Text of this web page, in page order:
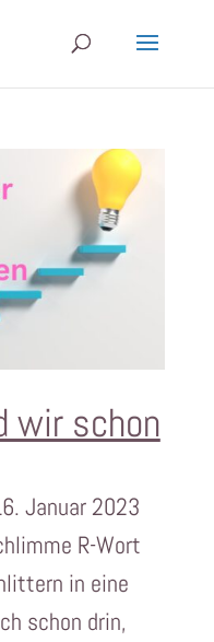
wir schon
Januar 2023
R-Wort
in eine
schon drin,